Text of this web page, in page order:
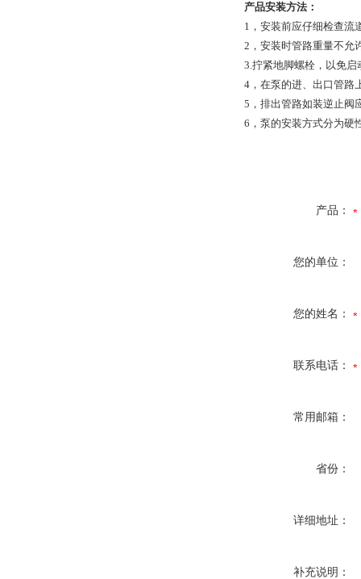
产品安装方法：
1，安装前应仔细检查流
2，安装时管路重量不允
3.拧紧地脚螺栓，以免
4，在泵的进、出口管路
5，排出管路如装逆止阀
6，泵的安装方式分为硬
产品：
您的单位：
您的姓名：
联系电话：
常用邮箱：
省份：
详细地址：
补充说明：